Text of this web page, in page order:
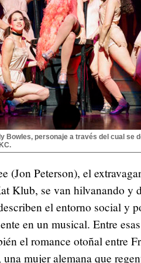
Bowles, personaje a través del cual se
(Jon Peterson), el
Klub, se van hilvanando y
el entorno social y
en un musical. Entre
el romance otoñal entre
mujer alemana que